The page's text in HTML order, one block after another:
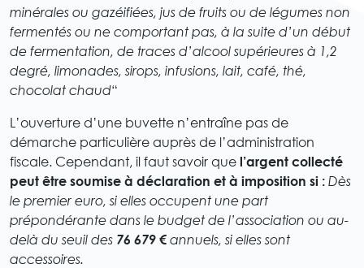
minérales ou gazéifiées, jus de fruits ou de légumes non
fermentés ou ne comportant pas, à la suite d’un début
de fermentation, de traces d’alcool supérieures à 1,2
degré, limonades, sirops, infusions, lait, café, thé,
chocolat chaud“
L’ouverture d’une buvette n’entraîne pas de
démarche particulière auprès de l’administration
fiscale. Cependant, il faut savoir que l’argent collecté
peut être soumise à déclaration et à imposition si : Dès
le premier euro, si elles occupent une part
prépondérante dans le budget de l’association ou au-
delà du seuil des 76 679 € annuels, si elles sont
accessoires.